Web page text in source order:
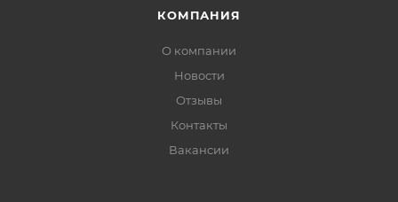
КОМПАНИЯ
О компании
Новости
Отзывы
Контакты
Вакансии